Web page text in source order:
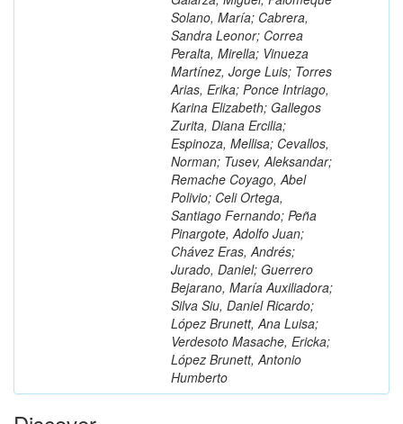
Solano, María; Cabrera,
Sandra Leonor; Correa
Peralta, Mirella; Vinueza
Martínez, Jorge Luis; Torres
Arias, Erika; Ponce Intriago,
Karina Elizabeth; Gallegos
Zurita, Diana Ercilia;
Espinoza, Mellisa; Cevallos,
Norman; Tusev, Aleksandar;
Remache Coyago, Abel
Polivio; Celi Ortega,
Santiago Fernando; Peña
Pinargote, Adolfo Juan;
Chávez Eras, Andrés;
Jurado, Daniel; Guerrero
Bejarano, María Auxiliadora;
Silva Siu, Daniel Ricardo;
López Brunett, Ana Luisa;
Verdesoto Masache, Ericka;
López Brunett, Antonio
Humberto